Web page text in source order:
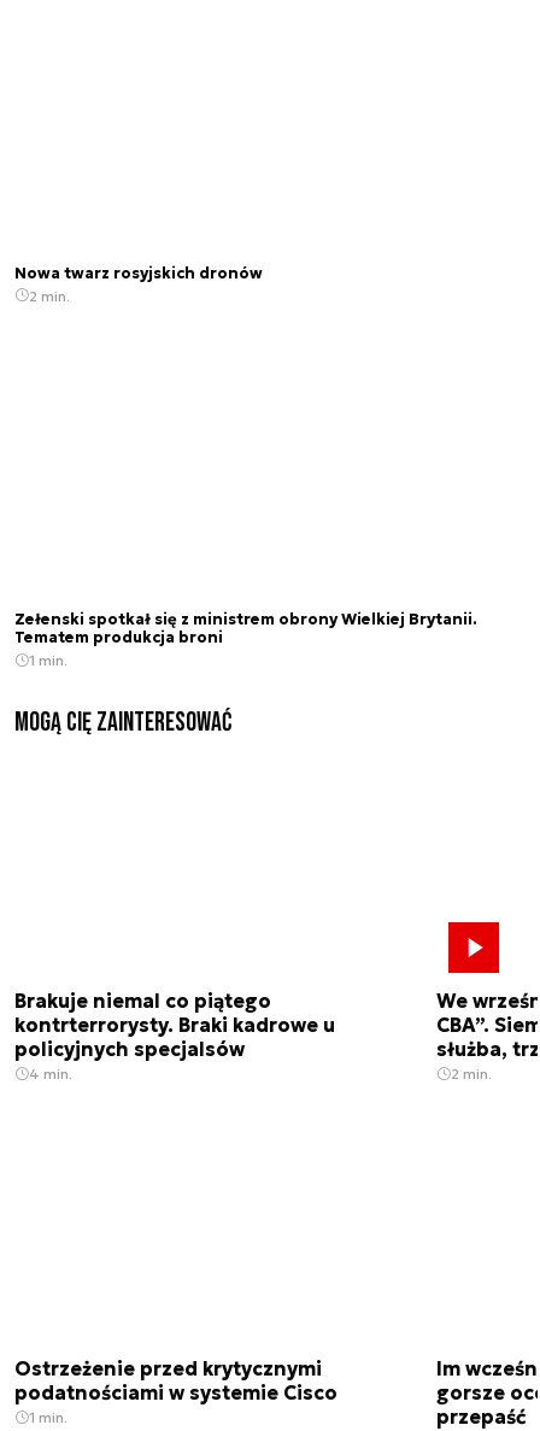
Nowa twarz rosyjskich dronów
2 min.
Zełenski spotkał się z ministrem obrony Wielkiej Brytanii.
Tematem produkcja broni
1 min.
Mogą Cię zainteresować
Brakuje niemal co piątego
kontrterrorysty. Braki kadrowe u
policyjnych specjalsów
4 min.
We
CBA”.
służba,
2 min.
Ostrzeżenie przed krytycznymi
podatnościami w systemie Cisco
1 min.
Im
gorsze
przepaść